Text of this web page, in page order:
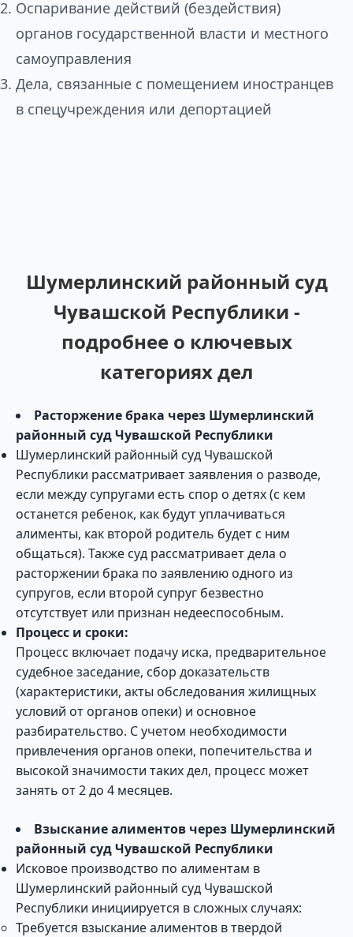
Оспаривание действий (бездействия)
органов государственной власти и местного
самоуправления
Дела, связанные с помещением иностранцев
в спецучреждения или депортацией
Шумерлинский районный суд
Чувашской Республики -
подробнее о ключевых
категориях дел
Расторжение брака через Шумерлинский
районный суд Чувашской Республики
Шумерлинский районный суд Чувашской
Республики рассматривает заявления о разводе,
если между супругами есть спор о детях (с кем
останется ребенок, как будут уплачиваться
алименты, как второй родитель будет с ним
общаться). Также суд рассматривает дела о
расторжении брака по заявлению одного из
супругов, если второй супруг безвестно
отсутствует или признан недееспособным.
Процесс и сроки:
Процесс включает подачу иска, предварительное
судебное заседание, сбор доказательств
(характеристики, акты обследования жилищных
условий от органов опеки) и основное
разбирательство. С учетом необходимости
привлечения органов опеки, попечительства и
высокой значимости таких дел, процесс может
занять от 2 до 4 месяцев.
Взыскание алиментов через Шумерлинский
районный суд Чувашской Республики
Исковое производство по алиментам в
Шумерлинский районный суд Чувашской
Республики инициируется в сложных случаях:
Требуется взыскание алиментов в твердой